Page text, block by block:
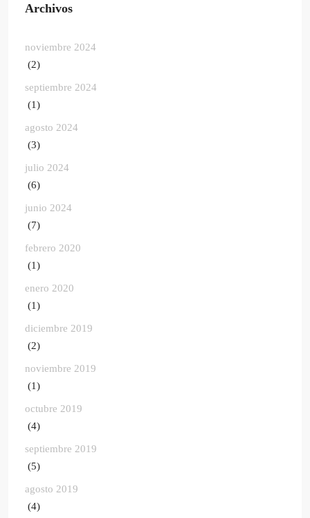
Archivos
noviembre 2024
(2)
septiembre 2024
(1)
agosto 2024
(3)
julio 2024
(6)
junio 2024
(7)
febrero 2020
(1)
enero 2020
(1)
diciembre 2019
(2)
noviembre 2019
(1)
octubre 2019
(4)
septiembre 2019
(5)
agosto 2019
(4)